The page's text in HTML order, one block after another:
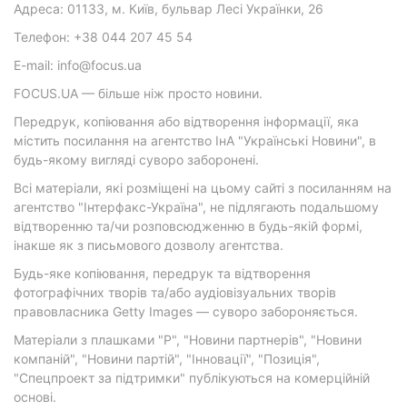
Адреса: 01133, м. Київ, бульвар Лесі Українки, 26
Телефон: +38 044 207 45 54
E-mail: info@focus.ua
FOCUS.UA — більше ніж просто новини.
Передрук, копіювання або відтворення інформації, яка
містить посилання на агентство ІнА "Українські Новини", в
будь-якому вигляді суворо заборонені.
Всі матеріали, які розміщені на цьому сайті з посиланням на
агентство "Інтерфакс-Україна", не підлягають подальшому
відтворенню та/чи розповсюдженню в будь-якій формі,
інакше як з письмового дозволу агентства.
Будь-яке копіювання, передрук та відтворення
фотографічних творів та/або аудіовізуальних творів
правовласника Getty Images — суворо забороняється.
Матеріали з плашками "Р", "Новини партнерів", "Новини
компаній", "Новини партій", "Інновації", "Позиція",
"Спецпроект за підтримки" публікуються на комерційній
основі.